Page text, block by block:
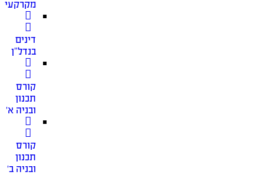
מקרקעין
דינים
בנדל”ן
קורס
תכנון
ובניה א׳
קורס
תכנון
ובניה ב׳